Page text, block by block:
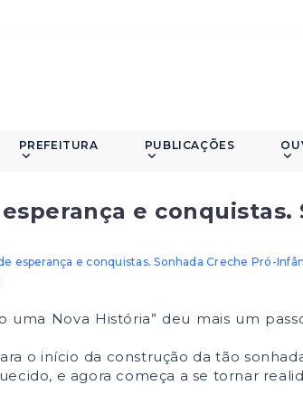
PREFEITURA PUBLICAÇÕES
e conquistas.
esperança e conquistas. Sonhada Creche Pró-
uma Nova História” deu mais um
o início da construção da tão
e agora começa a se tornar